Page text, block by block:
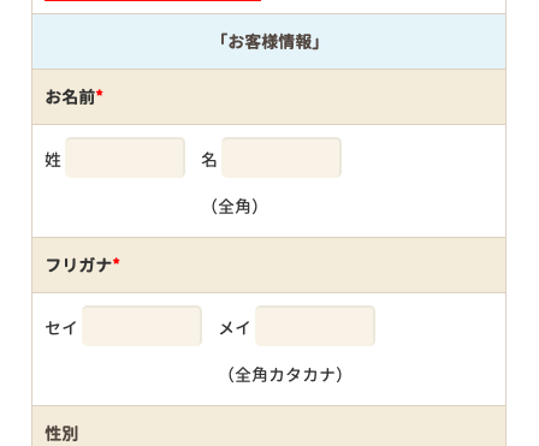
「お客様情報」
お名前*
姓 名
（全角）
フリガナ*
セイ メイ
（全角カタカナ）
性別